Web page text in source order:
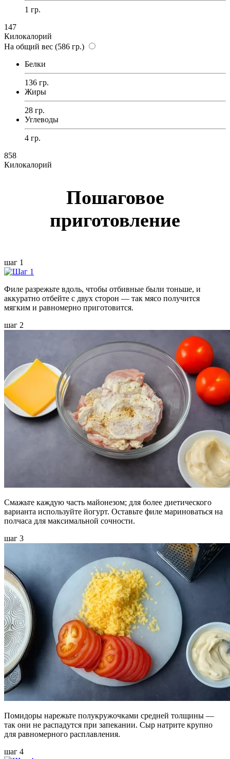
1 гр.
147
Килокалорий
На общий вес (586 гр.)
Белки
136 гр.
Жиры
28 гр.
Углеводы
4 гр.
858
Килокалорий
Пошаговое
приготовление
шаг 1
Филе разрежьте вдоль, чтобы отбивные были тоньше, и
аккуратно отбейте с двух сторон — так мясо получится
мягким и равномерно приготовится.
шаг 2
Смажьте каждую часть майонезом; для более диетического
варианта используйте йогурт. Оставьте филе мариноваться на
полчаса для максимальной сочности.
шаг 3
Помидоры нарежьте полукружочками средней толщины —
так они не распадутся при запекании. Сыр натрите крупно
для равномерного расплавления.
шаг 4